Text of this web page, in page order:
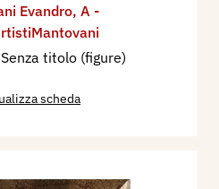
Evandro, A -
titolo (figure)
scheda